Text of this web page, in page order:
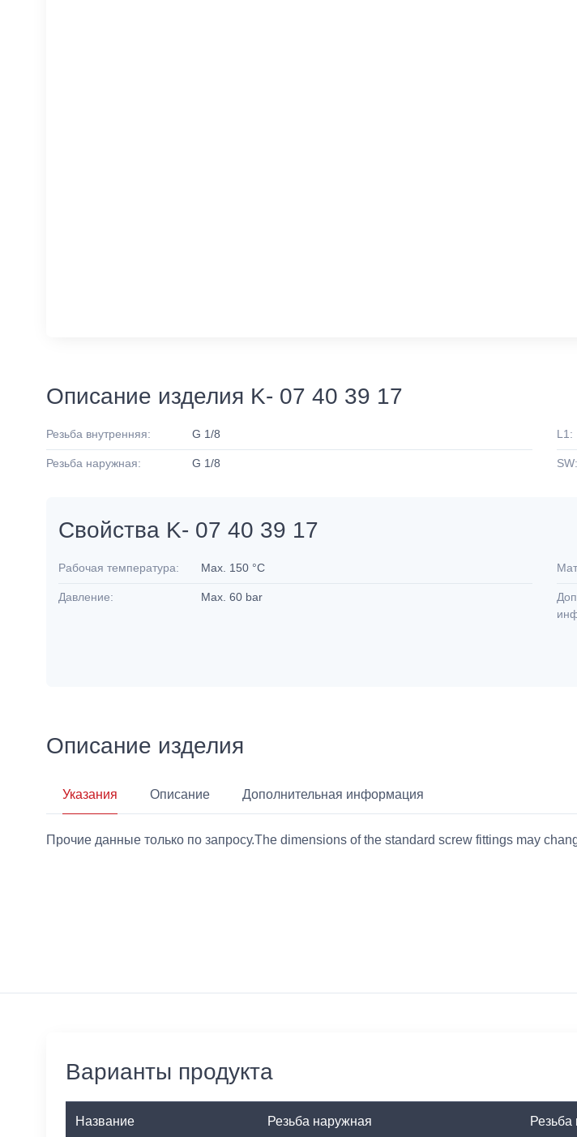
Описание изделия K- 07 40 39 17
Резьба внутренняя: G 1/8
Резьба наружная: G 1/8
L1:
SW:
Свойства K- 07 40 39 17
Рабочая температура: Max. 150 °C
Давление: Max. 60 bar
Описание изделия
Указания Описание Дополнительная информация
Прочие данные только по запросу.The dimensions of the standard screw fittings may
Варианты продукта
Название Резьба наружная Резьба